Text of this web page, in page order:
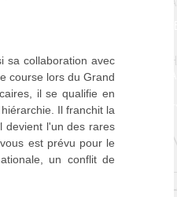
sa collaboration avec
course lors du Grand
il se qualifie en
Il franchit la
devient l'un des rares
est prévu pour le
un conflit de